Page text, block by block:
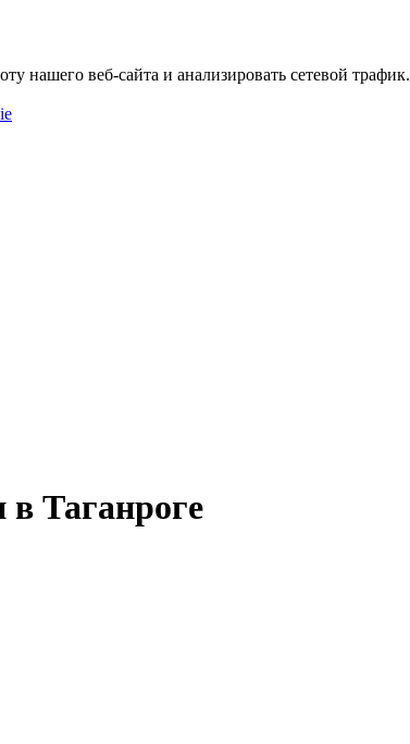
нашего веб-сайта и анализировать сетевой трафик.
в Таганроге